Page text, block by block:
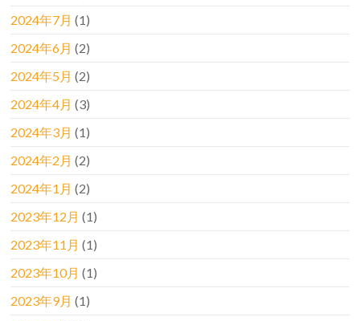
2024年7月 (1)
2024年6月 (2)
2024年5月 (2)
2024年4月 (3)
2024年3月 (1)
2024年2月 (2)
2024年1月 (2)
2023年12月 (1)
2023年11月 (1)
2023年10月 (1)
2023年9月 (1)